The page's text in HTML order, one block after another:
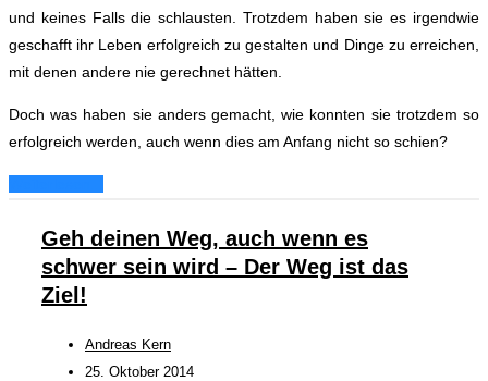
und keines Falls die schlausten. Trotzdem haben sie es irgendwie
geschafft ihr Leben erfolgreich zu gestalten und Dinge zu erreichen,
mit denen andere nie gerechnet hätten.
Doch was haben sie anders gemacht, wie konnten sie trotzdem so
erfolgreich werden, auch wenn dies am Anfang nicht so schien?
Geh deinen Weg, auch wenn es
schwer sein wird – Der Weg ist das
Ziel!
Andreas Kern
25. Oktober 2014